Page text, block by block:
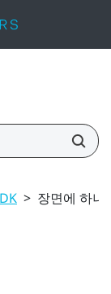
> 장면에 하나